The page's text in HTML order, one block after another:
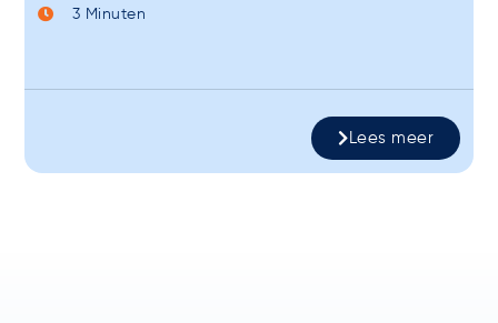
3 Minuten
Lees meer